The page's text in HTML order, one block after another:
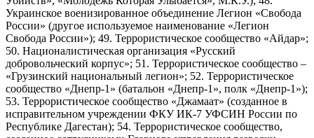
Украинское военизированное объединение Легион «Свобода
России» (другое используемое наименование «Легион
Свобода России»); 49. Террористическое сообщество «Айдар»;
50. Националистическая организация «Русский
добровольческий корпус»; 51. Террористическое сообщество –
«Грузинский национальный легион»; 52. Террористическое
сообщество «Днепр-1» (батальон «Днепр-1», полк «Днепр-1»);
53. Террористическое сообщество «Джамаат» (созданное в
исправительном учреждении ФКУ ИК-7 УФСИН России по
Республике Дагестан); 54. Террористическое сообщество,